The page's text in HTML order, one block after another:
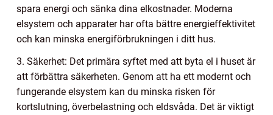
spara energi och sänka dina elkostnader. Moderna
elsystem och apparater har ofta bättre energieffektivitet
och kan minska energiförbrukningen i ditt hus.
3. Säkerhet: Det primära syftet med att byta el i huset är
att förbättra säkerheten. Genom att ha ett modernt och
fungerande elsystem kan du minska risken för
kortslutning, överbelastning och eldsvåda. Det är viktigt